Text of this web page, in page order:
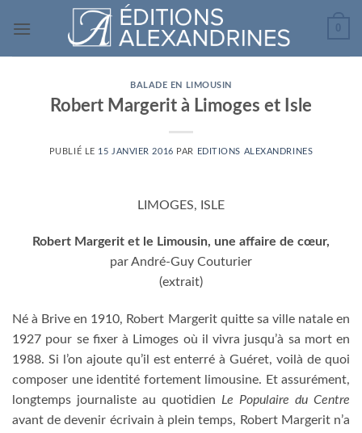
BALADE EN LIMOUSIN
Robert Margerit à Limoges et Isle
PUBLIÉ LE 15 JANVIER 2016 PAR EDITIONS ALEXANDRINES
LIMOGES, ISLE
Robert Margerit et le Limousin, une affaire de cœur,
par André-Guy Couturier
(extrait)
Né à Brive en 1910, Robert Margerit quitte sa ville natale en
1927 pour se fixer à Limoges où il vivra jusqu’à sa mort en
1988. Si l’on ajoute qu’il est enterré à Guéret, voilà de quoi
composer une identité fortement limousine. Et assurément,
longtemps journaliste au quotidien Le Populaire du Centre
avant de devenir écrivain à plein temps, Robert Margerit n’a